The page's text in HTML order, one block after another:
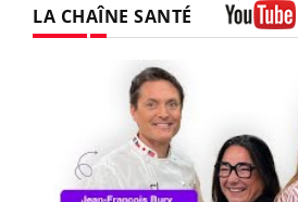
LA CHAÎNE SANTÉ